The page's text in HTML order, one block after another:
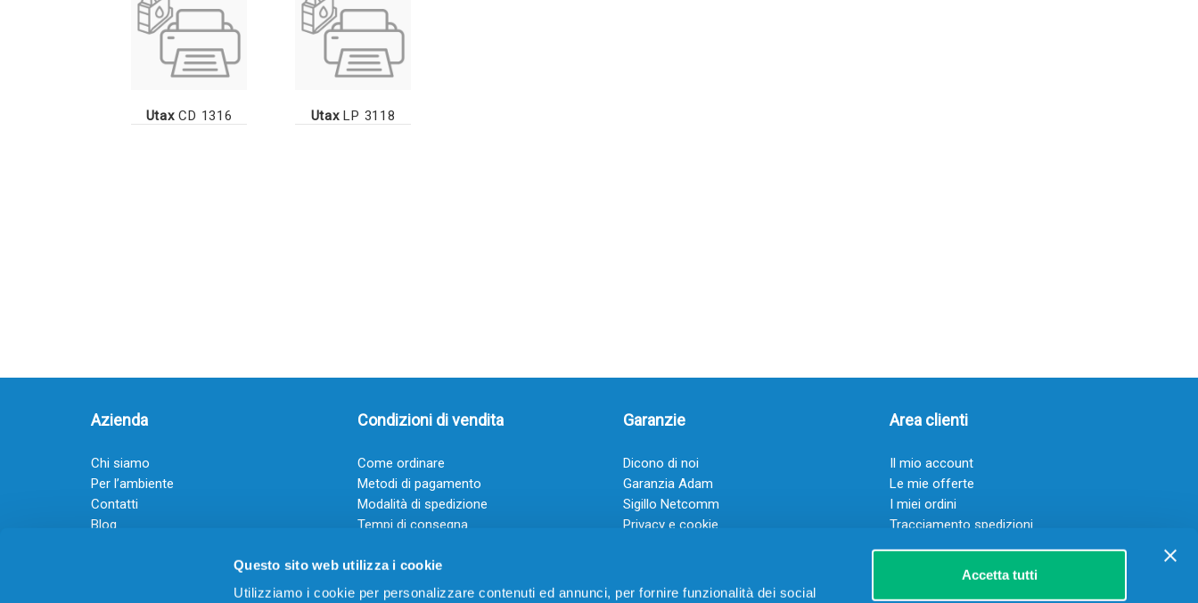
Questo sito web utilizza i cookie
Utilizziamo i cookie per personalizzare contenuti ed annunci, per fornire funzionalità dei social
Accetta tutti
UtaxCD 1316 UtaxLP 3118
Azienda
Chi siamo
Per l’ambiente
Contatti
Blog
Guadagna con il Dropship
Condizioni di vendita
Come ordinare
Metodi di pagamento
Modalità di spedizione
Tempi di consegna
Garanzie
Dicono di noi
Garanzia Adam
Sigillo Netcomm
Privacy e cookie
Area clienti
Il mio account
Le mie offerte
I miei ordini
Tracciamento spedizioni
Resi
Servizio clienti